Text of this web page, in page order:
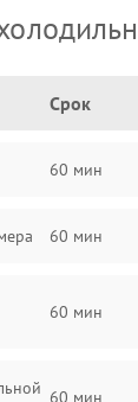
Срок
60 мин
60 мин
60 мин
60 мин